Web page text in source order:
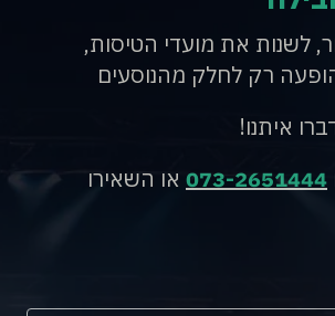
לשנות את מועדי הטיסות,
רק לחלק מהנוסעים
איתנו!
073-2651444 או השאירו